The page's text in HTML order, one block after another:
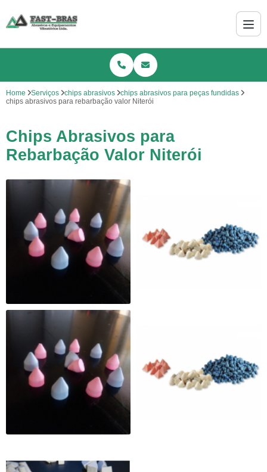
Home Serviços chips abrasivos
chips abrasivos para peças fundidas
chips abrasivos para rebarbação valor Niterói
Chips Abrasivos para
Rebarbação Valor Niterói